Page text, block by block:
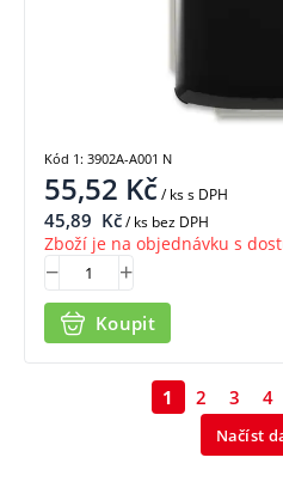
55,52 Kč/ kss DPH
45,89 Kč/ ks bez DPH
Zboží je na objednávku s
Koupit
Kód 1: 3902A-A001 N
Načíst
1 2 3 4